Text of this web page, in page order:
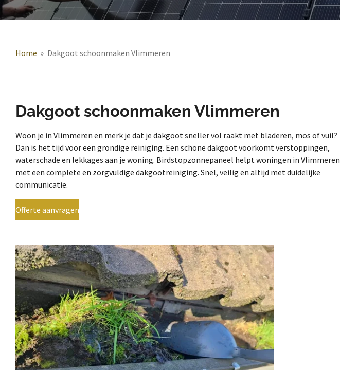
Home » Dakgoot schoonmaken Vlimmeren
Dakgoot schoonmaken Vlimmeren
Woon je in Vlimmeren en merk je dat je dakgoot sneller vol raakt met bladeren, mos of vuil?
Dan is het tijd voor een grondige reiniging. Een schone dakgoot voorkomt verstoppingen,
waterschade en lekkages aan je woning. Birdstopzonnepaneel helpt woningen in Vlimmeren
met een complete en zorgvuldige dakgootreiniging. Snel, veilig en altijd met duidelijke
communicatie.
Offerte aanvragen